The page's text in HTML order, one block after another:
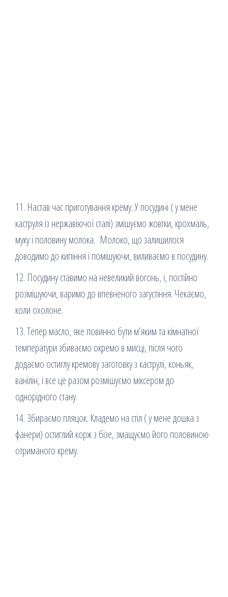
11. Настав час приготування крему. У посудині ( у мене
каструля із нержавіючої сталі) змішуємо жовтки, крохмаль,
муку і половину молока. Молоко, що залишилося
доводимо до кипіння і помішуючи, виливаємо в посудину.
12. Посудину ставимо на невеликий вогонь, і, постійно
розмішуючи, варимо до впевненого загустіння. Чекаємо,
коли охолоне.
13. Тепер масло, яке повинно бути м’яким та кімнатної
температури збиваємо окремо в мисці, після чого
додаємо остиглу кремову заготовку з каструлі, коньяк,
ванілін, і все це разом розмішуємо міксером до
однорідного стану.
14. Збираємо пляцок. Кладемо на стіл ( у мене дошка з
фанери) остиглий корж з бізе, змащуємо його половиною
отриманого крему.